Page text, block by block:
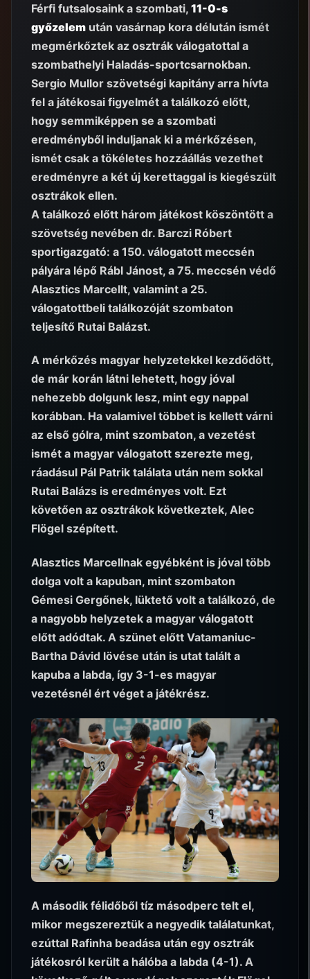
Férfi futsalosaink a szombati, 11-0-s
győzelem után vasárnap kora délután ismét
megmérkőztek az osztrák válogatottal a
szombathelyi Haladás-sportcsarnokban.
Sergio Mullor szövetségi kapitány arra hívta
fel a játékosai figyelmét a találkozó előtt,
hogy semmiképpen se a szombati
eredményből induljanak ki a mérkőzésen,
ismét csak a tökéletes hozzáállás vezethet
eredményre a két új kerettaggal is kiegészült
osztrákok ellen.
A találkozó előtt három játékost köszöntött a
szövetség nevében dr. Barczi Róbert
sportigazgató: a 150. válogatott meccsén
pályára lépő Rábl Jánost, a 75. meccsén védő
Alasztics Marcellt, valamint a 25.
válogatottbeli találkozóját szombaton
teljesítő Rutai Balázst.
A mérkőzés magyar helyzetekkel kezdődött,
de már korán látni lehetett, hogy jóval
nehezebb dolgunk lesz, mint egy nappal
korábban. Ha valamivel többet is kellett várni
az első gólra, mint szombaton, a vezetést
ismét a magyar válogatott szerezte meg,
ráadásul Pál Patrik találata után nem sokkal
Rutai Balázs is eredményes volt. Ezt
követően az osztrákok következtek, Alec
Flögel szépített.
Alasztics Marcellnak egyébként is jóval több
dolga volt a kapuban, mint szombaton
Gémesi Gergőnek, lüktető volt a találkozó, de
a nagyobb helyzetek a magyar válogatott
előtt adódtak. A szünet előtt Vatamaniuc-
Bartha Dávid lövése után is utat talált a
kapuba a labda, így 3-1-es magyar
vezetésnél ért véget a játékrész.
A második félidőből tíz másodperc telt el,
mikor megszereztük a negyedik találatunkat,
ezúttal Rafinha beadása után egy osztrák
játékosról került a hálóba a labda (4-1). A